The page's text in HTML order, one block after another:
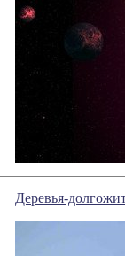
Деревья-